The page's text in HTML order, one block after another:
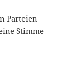
Parteien
Stimme